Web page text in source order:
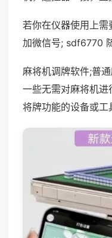
若你在仪器使用上
加微信号; sdf6770
麻将机调牌软件;普
一些无需对麻将机
将牌功能的设备或工